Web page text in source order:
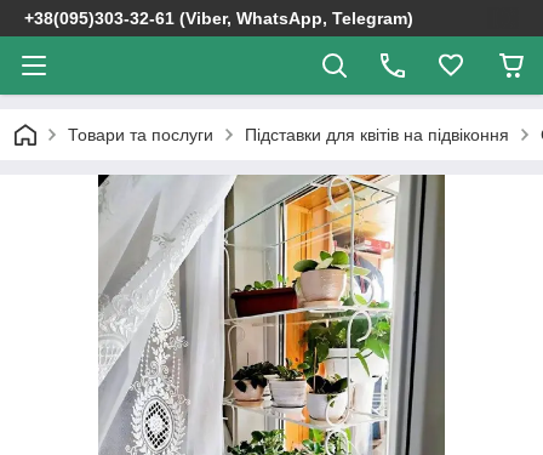
+38(095)303-32-61 (Viber, WhatsApp, Telegram)
Товари та послуги Підставки для квітів на підвіконня